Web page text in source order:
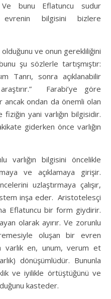
Ve bunu Eflatuncu sudur
evrenin bilgisini bizlere
ve onun gerekliliğini
şu sözlerle tartışmıştır:
Tanrı, sonra açıklanabilir
Farabi’ye göre
ondan da önemli olan
yani varlığın bilgisidir.
giderken önce varlığın
varlığın bilgisini öncelikle
ve açıklamaya girişir.
uzlaştırmaya çalışır,
inşa eder. Aristotelesçi
Eflatuncu bir form giydirir.
olarak ayırır. Ve zorunlu
oluşan bir evren
varlık en, unum, verum et
dönüşümlüdür. Bununla
ve iyilikle örtüştüğünü ve
kasteder.